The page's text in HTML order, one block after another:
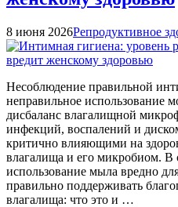
8 июня 2026Репродуктивное
Несоблюдение правильной
неправильное использование
дисбаланс влагалищной
инфекций, воспалений и
критично влияющими на
влагалища и его микробиом. В
использование мыла вредно
правильно поддерживать
влагалища: что это и …